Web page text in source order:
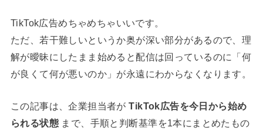
TikTok広告めちゃめちゃいいです。
ただ、若干難しいというか奥が深い部分があるので、理
解が曖昧にしたまま始めると配信は回っているのに「何
が良くて何が悪いのか」が永遠にわからなくなります。
この記事は、企業担当者がTikTok広告を今日から始め
られる状態まで、手順と判断基準を1本にまとめたもの